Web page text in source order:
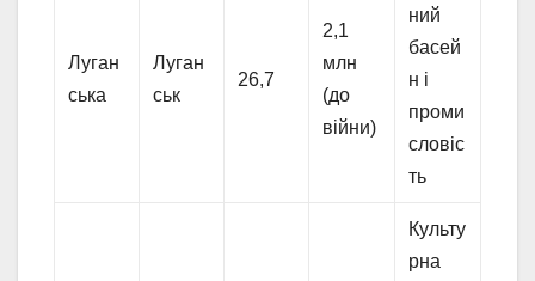
Луган
ська
Луган
ськ
26,7
2,1
млн
(до
війни)
ний
басей
н і
проми
словіс
ть
Культу
рна